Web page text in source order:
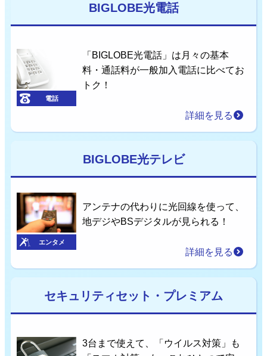
電話
BIGLOBE光電話
「BIGLOBE光電話」は月々の基本
料・通話料が一般加入電話に比べてお
トク！
詳細を見る
エンタメ
BIGLOBE光テレビ
アンテナの代わりに光回線を使って、
地デジやBSデジタルが見られる！
詳細を見る
セキュリティセット・プレミアム
3台まで使えて、「ウイルス対策」も